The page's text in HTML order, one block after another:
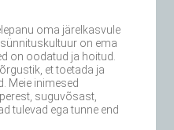
oma järelkasvule
on ema
on oodatud ja hoitud.
et toetada ja
Meie inimesed
suguvõsast,
tulevad ega tunne end